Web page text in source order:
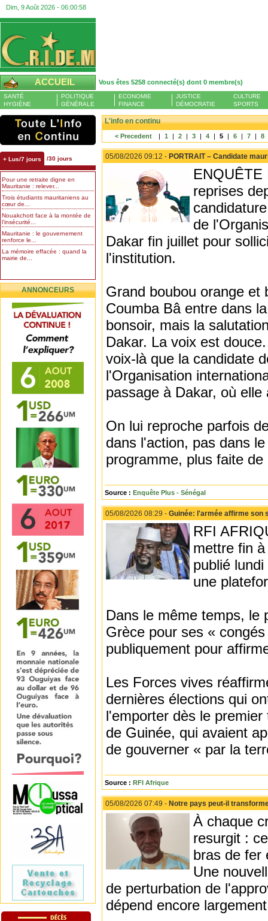
Dim, 9 Août 2026 - 06:00:59
ACCUEIL Vous êtes 5258 connecté(s) dont 0 membre(s)
SANTÉ
HYGIÈNE
POLITIQUE
GÉNÉRALE
ECONOMIE
FINANCE
JUSTICE
DÉMOCRATIE
CULTURE
SPORTS
+ Lus/7 jours /30 jours
Pour une retraite digne en
Mauritanie : relever...
Trois étudiants mauritaniens au
cœur de...
Nouakchott face à la montée de
l’insécurité...
Mauritanie : le gouvernement
renforce le...
La mémoire effacée : quand la
mairie de...
ANNONCEURS
L'info en continu
< Precedent | 1 | 2 | 3 | 4 | 5 | 6 | 7 | 8
05/08/2026 09:12 - PORTRAIT – Candidate
ENQUÊTE
reprises
de
Dakar fin juillet pour
l'institution.
Grand boubou orange et
Coumba Bâ entre dans
bonsoir, mais la
Dakar. La voix est
voix-là que la candidate
l'Organisation
passage à Dakar, où
On lui reproche parfois
dans l'action, pas dans
programme, plus faite
Source : Enquête Plus - Sénégal
05/08/2026 08:29 - Guinée: l'armée affirme son
RFI
mettre fin
publié
une
Dans le même temps, le
Grèce pour ses «
publiquement pour
Les Forces vives
dernières élections qui
l'emporter dès le
de Guinée, qui avaient
de gouverner « par la
Source : RFI Afrique
05/08/2026 07:49 - Notre pays peut-il
À chaque
resurgit :
bras de fer
Une
de perturbation de
dépend encore